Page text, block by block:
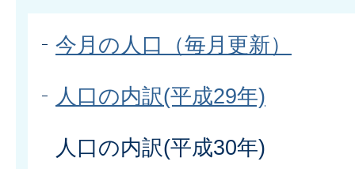
今月の人口（毎月更新）
人口の内訳(平成29年)
人口の内訳(平成30年)